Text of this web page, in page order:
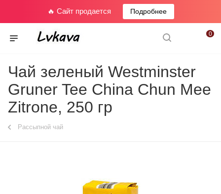
🔥 Сайт продается Подробнее
0
Чай зеленый Westminster
Gruner Tee China Chun Mee
Zitrone, 250 гр
Рассыпной чай